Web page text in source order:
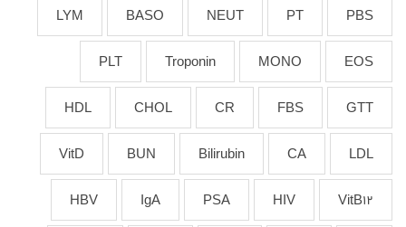
PBS
PT
NEUT
BASO
LYM
EOS
MONO
Troponin
PLT
GTT
FBS
CR
CHOL
HDL
LDL
CA
Bilirubin
BUN
VitD
VitB12
HIV
PSA
IgA
HBV